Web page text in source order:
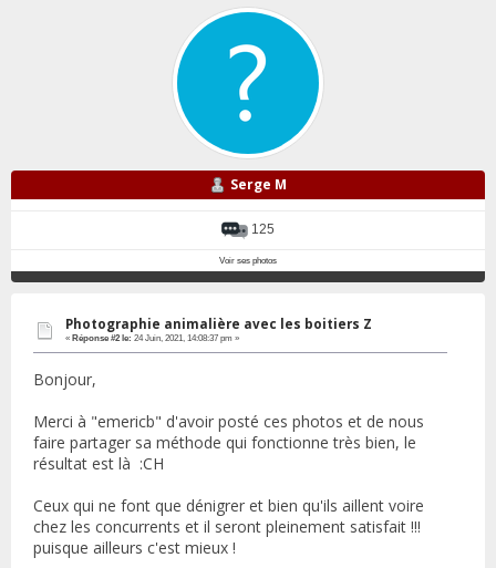
Serge M
125
Voir ses photos
Photographie animalière avec les boitiers Z
« Réponse #2 le: 24 Juin, 2021, 14:08:37 pm »
Bonjour,
Merci à "emericb" d'avoir posté ces photos et de nous
faire partager sa méthode qui fonctionne très bien, le
résultat est là :CH
Ceux qui ne font que dénigrer et bien qu'ils aillent voire
chez les concurrents et il seront pleinement satisfait !!!
puisque ailleurs c'est mieux !